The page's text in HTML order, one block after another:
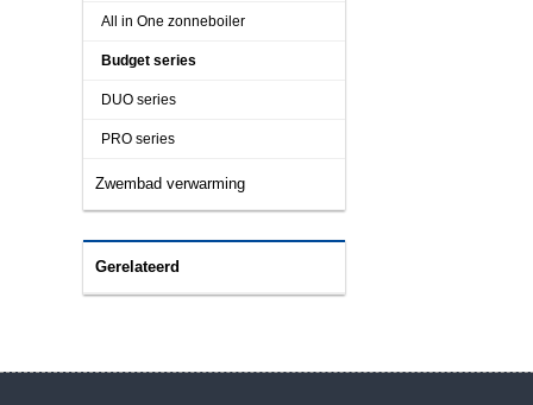
All in One zonneboiler
Budget series
DUO series
PRO series
Zwembad verwarming
Gerelateerd